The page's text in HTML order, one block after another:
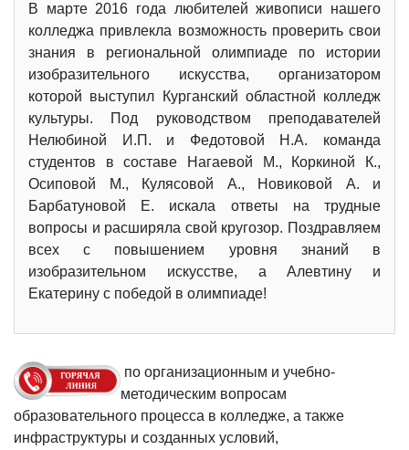
В марте 2016 года любителей живописи нашего
колледжа привлекла возможность проверить свои
знания в региональной олимпиаде по истории
изобразительного искусства, организатором
которой выступил Курганский областной колледж
культуры. Под руководством преподавателей
Нелюбиной И.П. и Федотовой Н.А. команда
студентов в составе Нагаевой М., Коркиной К.,
Осиповой М., Кулясовой А., Новиковой А. и
Барбатуновой Е. искала ответы на трудные
вопросы и расширяла свой кругозор. Поздравляем
всех с повышением уровня знаний в
изобразительном искусстве, а Алевтину и
Екатерину с победой в олимпиаде!
по организационным и учебно-
методическим вопросам
образовательного процесса в колледже, а также
инфраструктуры и созданных условий,